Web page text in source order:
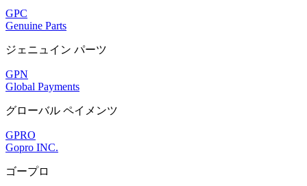
GPC
Genuine Parts
ジェニュイン パーツ
GPN
Global Payments
グローバル ペイメンツ
GPRO
Gopro INC.
ゴープロ